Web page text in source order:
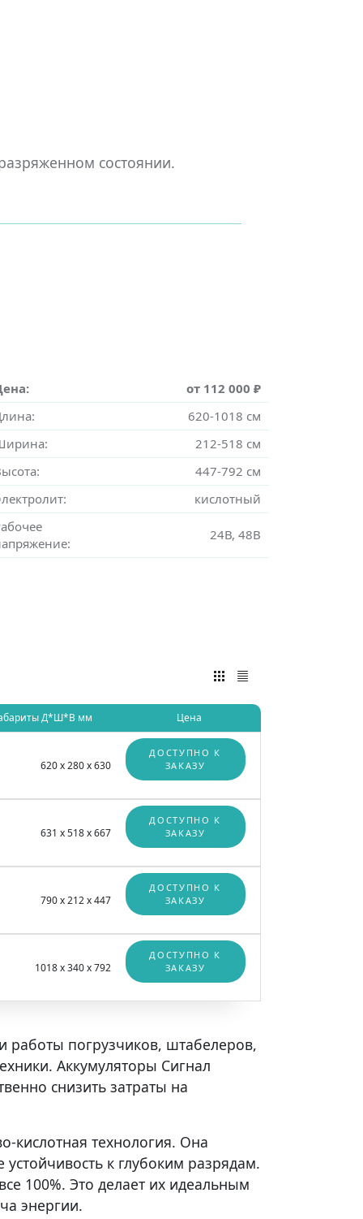
состоянии.
от 112 000 ₽
620-1018 см
212-518 см
447-792 см
кислотный
24В, 48В
Д*Ш*В мм Цена
620 x 280 x 630
ДОСТУПНО К
ЗАКАЗУ
631 x 518 x 667
ДОСТУПНО К
ЗАКАЗУ
790 x 212 x 447
ДОСТУПНО К
ЗАКАЗУ
1018 x 340 x 792
ДОСТУПНО К
ЗАКАЗУ
работы погрузчиков, штабелеров,
Аккумуляторы Сигнал
снизить затраты на
кислотная технология. Она
к глубоким разрядам.
100%. Это делает их идеальным
энергии.